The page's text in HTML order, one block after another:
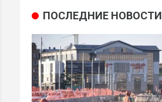
ПОСЛЕДНИЕ НОВОСТИ